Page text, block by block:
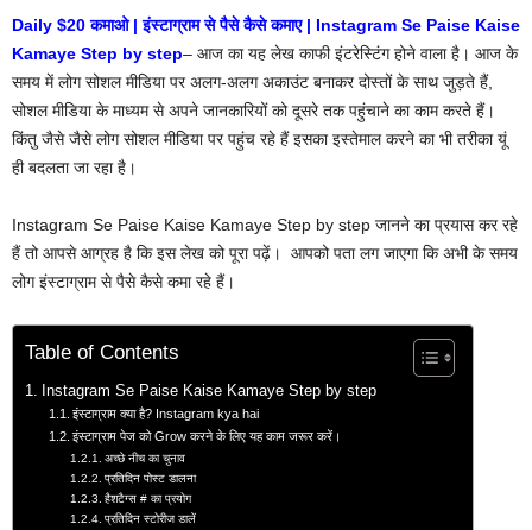
Daily $20 कमाओ | इंस्टाग्राम से पैसे कैसे कमाए | Instagram Se Paise Kaise
Kamaye Step by step– आज का यह लेख काफी इंटरेस्टिंग होने वाला है। आज के
समय में लोग सोशल मीडिया पर अलग-अलग अकाउंट बनाकर दोस्तों के साथ जुड़ते हैं,
सोशल मीडिया के माध्यम से अपने जानकारियों को दूसरे तक पहुंचाने का काम करते हैं।
किंतु जैसे जैसे लोग सोशल मीडिया पर पहुंच रहे हैं इसका इस्तेमाल करने का भी तरीका यूं
ही बदलता जा रहा है।
Instagram Se Paise Kaise Kamaye Step by step जानने का प्रयास कर रहे
हैं तो आपसे आग्रह है कि इस लेख को पूरा पढ़ें। आपको पता लग जाएगा कि अभी के समय
लोग इंस्टाग्राम से पैसे कैसे कमा रहे हैं।
Table of Contents
Instagram Se Paise Kaise Kamaye Step by step
इंस्टाग्राम क्या है? Instagram kya hai
इंस्टाग्राम पेज को Grow करने के लिए यह काम जरूर करें।
अच्छे नीच का चुनाव
प्रतिदिन पोस्ट डालना
हैशटैग्स # का प्रयोग
प्रतिदिन स्टोरीज डालें